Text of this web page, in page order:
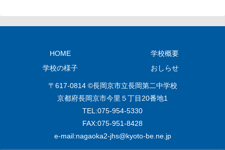
HOME
学校概要
学校の様子
おしらせ
〒617-0814 ©長岡京市立長岡第二中学校
京都府長岡京市今里５丁目20番地1
TEL:075‐954‐5330
FAX:075‐951‐8428
e‐mail:nagaoka2-jhs@kyoto-be.ne.jp